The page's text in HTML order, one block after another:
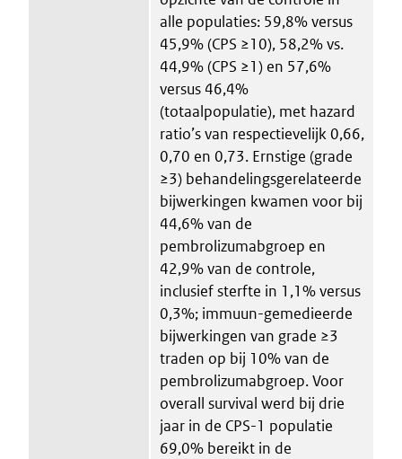
alle populaties: 59,8% versus
45,9% (CPS ≥10), 58,2% vs.
44,9% (CPS ≥1) en 57,6%
versus 46,4%
(totaalpopulatie), met hazard
ratio’s van respectievelijk 0,66,
0,70 en 0,73. Ernstige (grade
≥3) behandelingsgerelateerde
bijwerkingen kwamen voor bij
44,6% van de
pembrolizumabgroep en
42,9% van de controle,
inclusief sterfte in 1,1% versus
0,3%; immuun-gemedieerde
bijwerkingen van grade ≥3
traden op bij 10% van de
pembrolizumabgroep. Voor
overall survival werd bij drie
jaar in de CPS-1 populatie
69,0% bereikt in de